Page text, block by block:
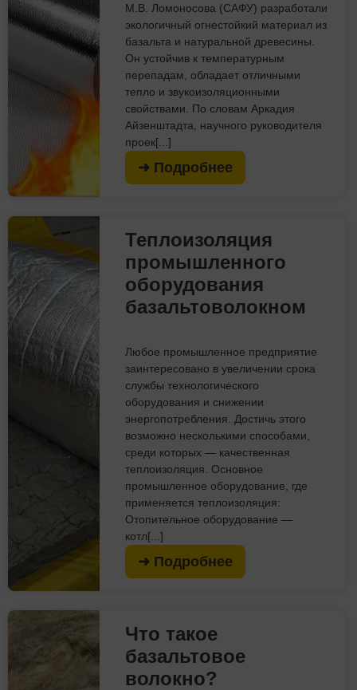
М.В. Ломоносова (САФУ) разработали
экологичный огнестойкий материал из
базальта и натуральной древесины.
Он устойчив к температурным
перепадам, обладает отличными
тепло и звукоизоляционными
свойствами. По словам Аркадия
Айзенштадта, научного руководителя
проек[...]
➜ Подробнее
Теплоизоляция
промышленного
оборудования
базальтоволокном
Любое промышленное предприятие
заинтересовано в увеличении срока
службы технологического
оборудования и снижении
энергопотребления. Достичь этого
возможно несколькими способами,
среди которых — качественная
теплоизоляция. Основное
промышленное оборудование, где
применяется теплоизоляция:
Отопительное оборудование —
котл[...]
➜ Подробнее
Что такое
базальтовое
волокно?